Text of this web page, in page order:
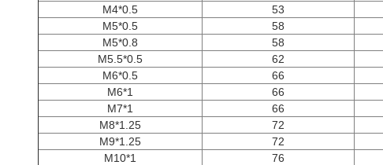
M4*0.5
53
M5*0.5
58
M5*0.8
58
M5.5*0.5
62
M6*0.5
66
M6*1
66
M7*1
66
M8*1.25
72
M9*1.25
72
M10*1
76